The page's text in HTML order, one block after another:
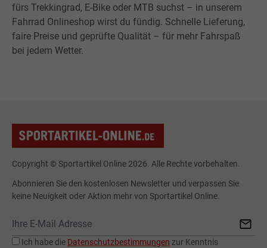
fürs Trekkingrad, E-Bike oder MTB suchst – in unserem
Fahrrad Onlineshop wirst du fündig. Schnelle Lieferung,
faire Preise und geprüfte Qualität – für mehr Fahrspaß
bei jedem Wetter.
Copyright © Sportartikel Online 2026. Alle Rechte vorbehalten.
Abonnieren Sie den kostenlosen Newsletter und verpassen Sie
keine Neuigkeit oder Aktion mehr von Sportartikel Online.
Ich habe die Datenschutzbestimmungen zur Kenntnis